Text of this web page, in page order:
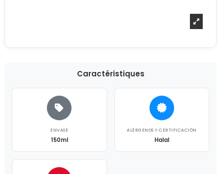
Caractéristiques
ENVASE
150ml
ALÉRGENOS Y CERTIFICACIÓN
Halal